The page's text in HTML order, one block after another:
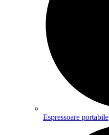
Espressoare portabile